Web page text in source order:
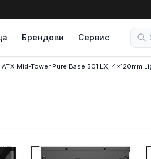
Брендови Сервис
ATX Mid-Tower Pure Base 501 LX,